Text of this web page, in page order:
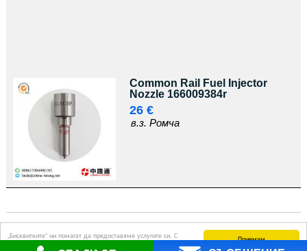
Приемам
„Бисквитките“ ни помагат да предоставяме услугите си. С
използването на услугите ни приемате, че можем да
Common Rail Fuel Injector
Nozzle 166009384r
26 €
в.з. Ромча
Използвайки този сайт, Вие се съгласявате с Общи условия